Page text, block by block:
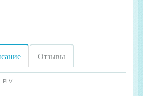
Отзывы
PLV